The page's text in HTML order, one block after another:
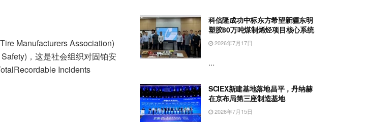
Manufacturers Association)
，这是社会组织对固铂安
Incidents
科倍隆成功中标东方希望新疆东明
塑胶80万吨煤制烯烃项目核心系统
2026年7月17日
...
SCIEX新建基地落地昌平，丹纳赫
在京布局第三座制造基地
2026年7月15日